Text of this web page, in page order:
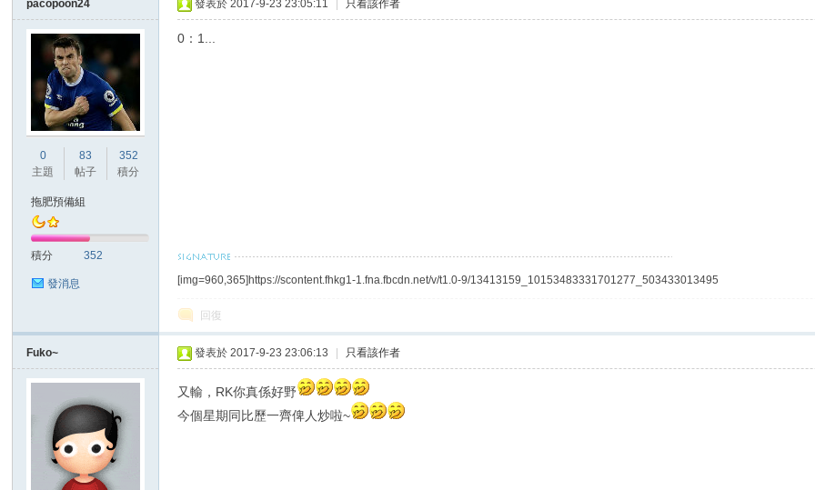
pacopoon24
0
主題
83
帖子
352
積分
拖肥預備組
積分 352
發消息
發表於 2017-9-23 23:05:11 只看該作者
0：1...
[img=960,365]https://scontent.fhkg1-1.fna.fbcdn.net/v/t1.0-9/13413159_10153483331701277_503433013495
回復
Fuko~ 發表於 2017-9-23 23:06:13 只看該作者
又輸，RK你真係好野
今個星期同比歷一齊俾人炒啦~